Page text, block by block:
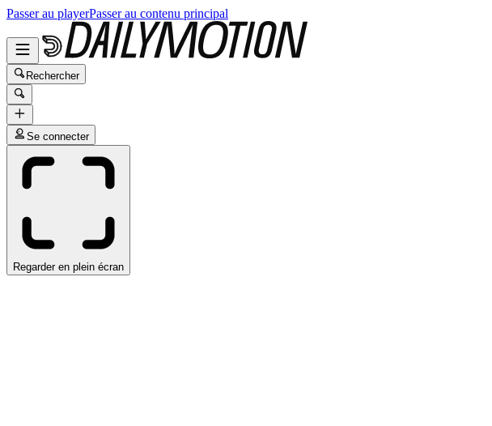
Passer au playerPasser au contenu principal
Rechercher
Se connecter
Regarder en plein écran